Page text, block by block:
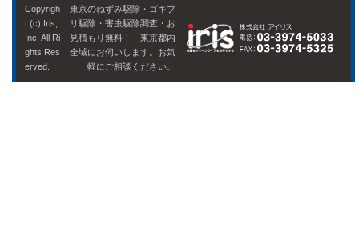
Copyrigh
t (c) Iris,
Inc. All Ri
ghts Res
erved.
東京のねずみ駆除・ゴキブ
リ駆除・害虫駆除調査・お
見積もり無料！ 東京都内
全域にお伺いします。お気
軽にご相談ください。